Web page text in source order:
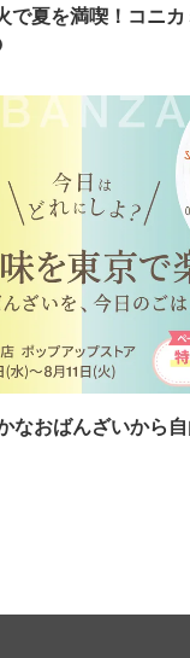
で夏を満喫！コニ
なおばんざいから